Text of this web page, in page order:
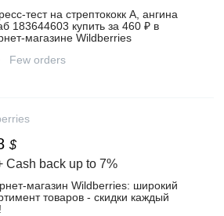
тест на стрептококк А, ангина
183644603 купить за 460 ₽ в
Wildberries
Few orders
$
Cash back up to 7%
Wildberries: широкий
товаров - скидки каждый